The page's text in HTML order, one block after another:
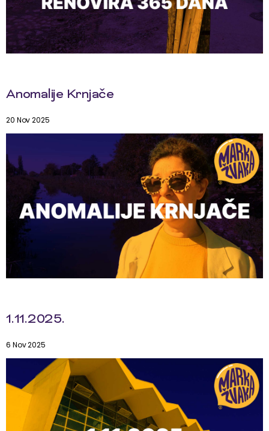
Anomalije Krnjače
20 Nov 2025
1.11.2025.
6 Nov 2025